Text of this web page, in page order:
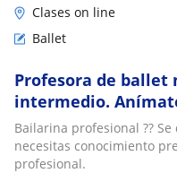
Clases on line
Ballet
Profesora de
intermedio.
Bailarina profesional ??
necesitas conocimiento
profesional.